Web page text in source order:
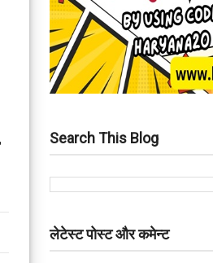
Search This Blog
लेटेस्ट पोस्ट और कमेन्ट